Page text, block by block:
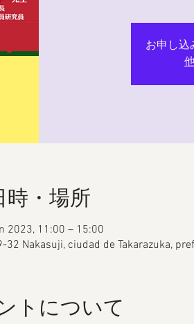
お申し込
時・場所
2023, 11:00 – 15:00
32 Nakasuji, ciudad de Takarazuka,
トについて